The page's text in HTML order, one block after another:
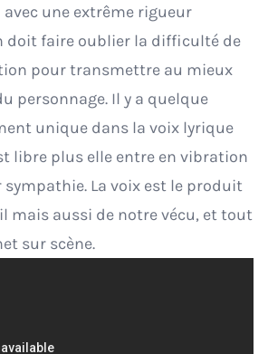
une extrême rigueur
doit faire oublier la difficulté de
pour transmettre au mieux
personnage. Il y a quelque
unique dans la voix lyrique
libre plus elle entre en vibration
sympathie. La voix est le produit
mais aussi de notre vécu, et tout
sur scène.